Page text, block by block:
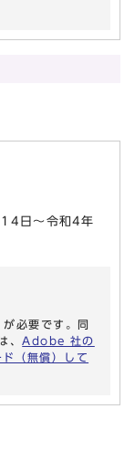
14日～令和4年
必要です。同
、 Adobe 社の
（無償）して